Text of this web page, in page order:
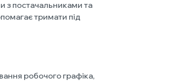
з постачальниками та
тримати під
робочого графіка,